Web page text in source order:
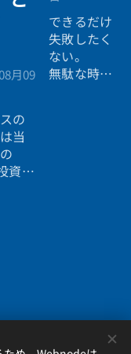
月09
の
当
資対
できるだけ
失敗したく
ない。
無駄な時間